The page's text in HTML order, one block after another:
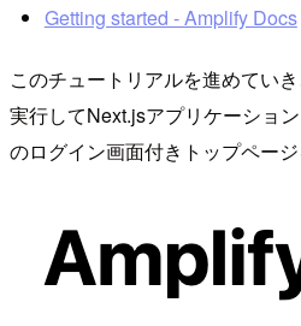
Getting started - Amplify Docs
このチュートリアルを進めていき
実行してNext.jsアプリケーショ
のログイン画面付きトップページ